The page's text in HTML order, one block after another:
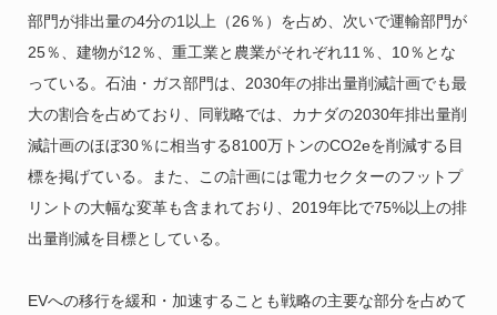
部門が排出量の4分の1以上（26％）を占め、次いで運輸部門が
25％、建物が12％、重工業と農業がそれぞれ11％、10％とな
っている。石油・ガス部門は、2030年の排出量削減計画でも最
大の割合を占めており、同戦略では、カナダの2030年排出量削
減計画のほぼ30％に相当する8100万トンのCO2eを削減する目
標を掲げている。また、この計画には電力セクターのフットプ
リントの大幅な変革も含まれており、2019年比で75%以上の排
出量削減を目標としている。
EVへの移行を緩和・加速することも戦略の主要な部分を占めて